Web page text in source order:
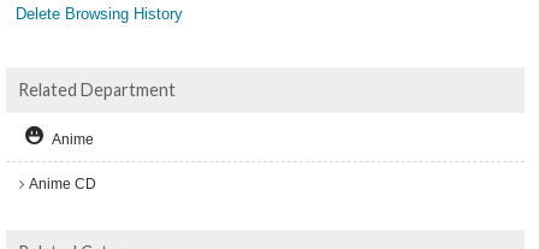
Delete Browsing History
Related Department
Anime
Anime CD